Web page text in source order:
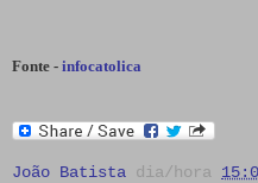
Fonte - infocatolica
João Batista dia/hora